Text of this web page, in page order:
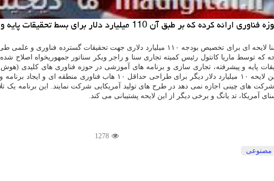
تحقیقات پایه و پیشرفته در زمینه های علمی و فناوری در نظرگرفته است.
که توسط ماریا کانتول رئیس کمیته تجاری سنا و راجر ویکر سناتور جمهوریخواه
(۹۵ میلیارد دلار) طی ۵ سال در تحقیقات پایه و پیشرفته، تجاری سازی و برنامه های آموزشی در حوزه
زیستی و انرژی های پیشرفته) صرف می شود. همین طور این لایحه ۱۰ میلیارد
شرکت های چینی اجازه نمی دهد در طرح های تولید آمریکایی شرکت نمایند. این برنامه
تد یانگ و برخی دیگر از این لایحه پشتیبانی می کند.
1278